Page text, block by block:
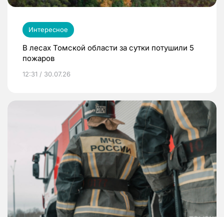
Интересное
В лесах Томской области за сутки потушили 5
пожаров
12:31 / 30.07.26